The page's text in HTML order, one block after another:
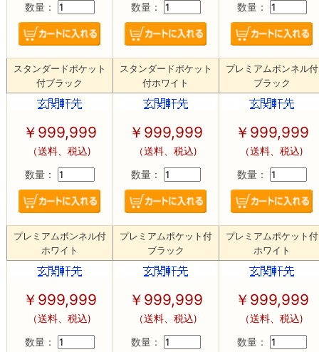
数量： 数量： 数量：
スタンダードポケット
付ブラック
スタンダードポケット
付ホワイト
プレミアムボンネル付
ブラック
￥ 999,999
（送料、税込)
数量：
￥ 999,999
（送料、税込)
数量：
￥ 999,999
（送料、税込)
数量：
プレミアムボンネル付
ホワイト
プレミアムポケット付
ブラック
プレミアムポケット付
ホワイト
￥ 999,999
（送料、税込)
数量：
￥ 999,999
（送料、税込)
数量：
￥ 999,999
（送料、税込)
数量：